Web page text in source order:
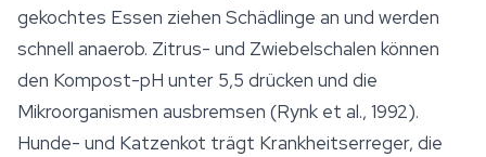
gekochtes Essen ziehen Schädlinge an und werden
schnell anaerob. Zitrus- und Zwiebelschalen können
den Kompost-pH unter 5,5 drücken und die
Mikroorganismen ausbremsen (Rynk et al., 1992).
Hunde- und Katzenkot trägt Krankheitserreger, die